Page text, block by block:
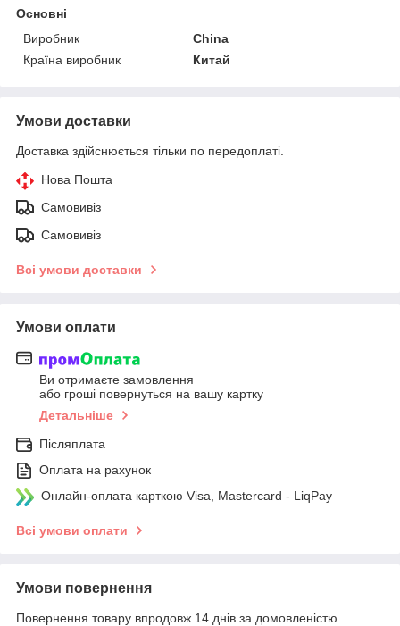
Основні
Виробник
China
Країна виробник
Китай
Умови доставки
Доставка здійснюється тільки по передоплаті.
Нова Пошта
Самовивіз
Самовивіз
Всі умови доставки
Умови оплати
Ви отримаєте замовлення
або гроші повернуться на вашу картку
Детальніше
Післяплата
Оплата на рахунок
Онлайн-оплата карткою Visa, Mastercard - LiqPay
Всі умови оплати
Умови повернення
Повернення товару впродовж 14 днів за домовленістю